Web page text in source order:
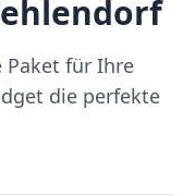
Paket für Ihre
die perfekte